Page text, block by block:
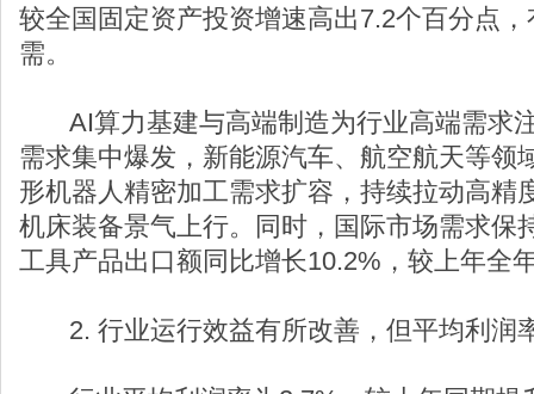
较全国固定资产投资增速高出7.2个百分点
需。
AI算力基建与高端制造为行业高端需求
需求集中爆发，新能源汽车、航空航天等领
形机器人精密加工需求扩容，持续拉动高精
机床装备景气上行。同时，国际市场需求保
工具产品出口额同比增长10.2%，较上年全
2. 行业运行效益有所改善，但平均利润